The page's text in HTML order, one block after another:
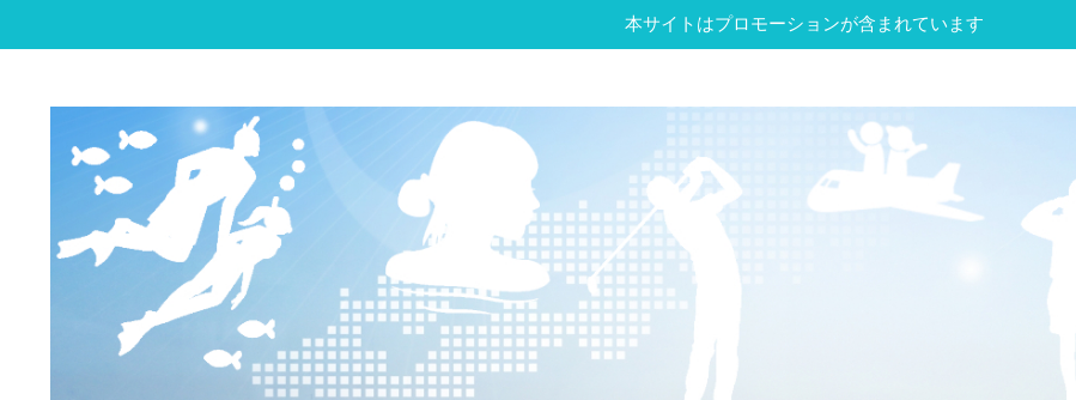
本サイトはプロモーションが含まれています